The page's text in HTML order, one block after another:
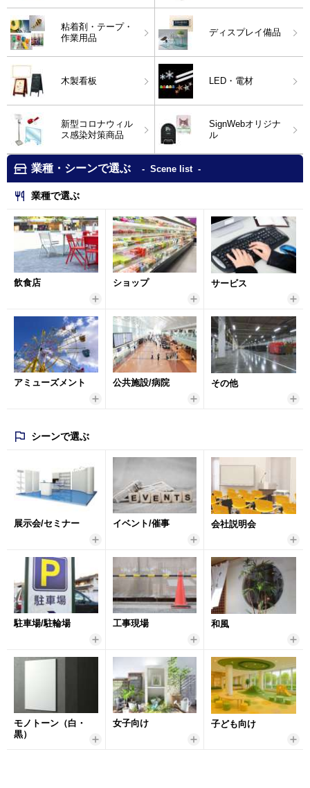
粘着剤・テープ・
作業用品
ディスプレイ備品
木製看板 LED・電材
新型コロナウィル
ス感染対策商品
SignWebオリジナ
ル
業種・シーンで選ぶ Scene list
業種で選ぶ
飲食店 ショップ サービス
アミューズメント 公共施設/病院 その他
シーンで選ぶ
展示会/セミナー イベント/催事 会社説明会
駐車場/駐輪場 工事現場 和風
モノトーン（白・
黒）
女子向け 子ども向け